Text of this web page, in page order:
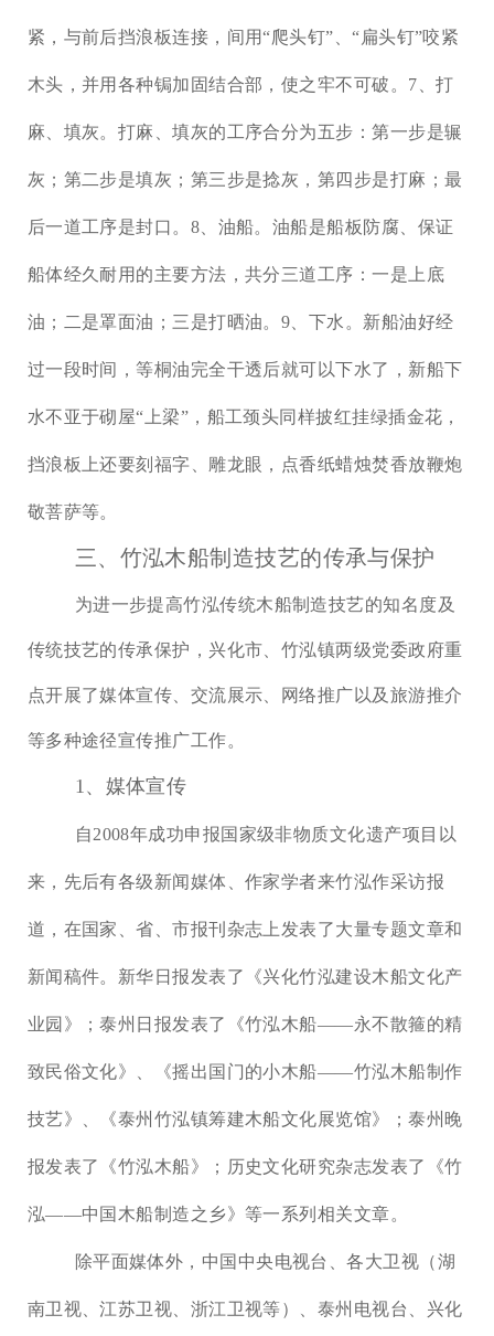
紧，与前后挡浪板连接，间用“爬头钉” 、“扁头钉”咬紧
木头，并用各种锔加固结合部，使之牢不可破。7、打
麻、填灰。打麻、填灰的工序合分为五步：第一步是辗
灰；第二步是填灰；第三步是捻灰，第四步是打麻；最
后一道工序是封口。8、油船。油船是船板防腐、保证
船体经久耐用的主要方法，共分三道工序：一是上底
油；二是罩面油；三是打晒油。9、下水。新船油好经
过一段时间，等桐油完全干透后就可以下水了，新船下
水不亚于砌屋“ 上梁” ，船工颈头同样披红挂绿插金花，
挡浪板上还要刻福字、雕龙眼，点香纸蜡烛焚香放鞭炮
敬菩萨等。
三、竹泓木船制造技艺的传承与保护
为进一步提高竹泓传统木船制造技艺的知名度及
传统技艺的传承保护，兴化市、竹泓镇两级党委政府重
点开展了媒体宣传、交流展示、网络推广以及旅游推介
等多种途径宣传推广工作。
1、媒体宣传
自2008年成功申报国家级非物质文化遗产项目以
来，先后有各级新闻媒体、作家学者来竹泓作采访报
道，在国家、省、市报刊杂志上发表了大量专题文章和
新闻稿件。新华日报发表了《兴化竹泓建设木船文化产
业园》；泰州日报发表了《竹泓木船——永不散箍的精
致民俗文化》、《摇出国门的小木船——竹泓木船制作
技艺》、《泰州竹泓镇筹建木船文化展览馆》；泰州晚
报发表了《竹泓木船》；历史文化研究杂志发表了《竹
泓——中国木船制造之乡》等一系列相关文章。
除平面媒体外，中国中央电视台、各大卫视（湖
南卫视、江苏卫视、浙江卫视等）、泰州电视台、兴化